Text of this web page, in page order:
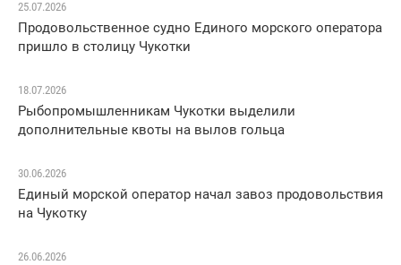
25.07.2026
Продовольственное судно Единого морского оператора
пришло в столицу Чукотки
18.07.2026
Рыбопромышленникам Чукотки выделили
дополнительные квоты на вылов гольца
30.06.2026
Единый морской оператор начал завоз продовольствия
на Чукотку
26.06.2026